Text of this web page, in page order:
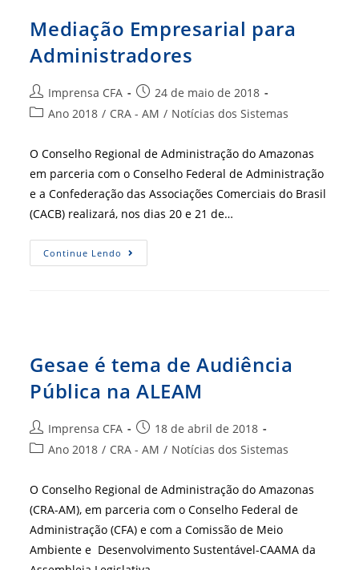
Mediação Empresarial para
Administradores
Autor
do
Imprensa CFA
Post
publicado:
24 de maio de 2018
Categoria
post:
Ano 2018 / CRA - AM / Notícias dos Sistemas
O Conselho Regional de Administração do Amazonas
em parceria com o Conselho Federal de Administração
e a Confederação das Associações Comerciais do Brasil
(CACB) realizará, nos dias 20 e 21 de…
Continue Lendo Mediação
Empresarial
Gesae é tema de Audiência
Pública na ALEAM
Autor
do
Imprensa CFA
Post
publicado:
18 de abril de 2018
Categoria
post:
Ano 2018 / CRA - AM / Notícias dos Sistemas
O Conselho Regional de Administração do Amazonas
(CRA-AM), em parceria com o Conselho Federal de
Administração (CFA) e com a Comissão de Meio
Ambiente e Desenvolvimento Sustentável-CAAMA da